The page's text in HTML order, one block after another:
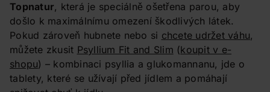
Topnatur, která je speciálně ošetřena parou, aby
došlo k maximálnímu omezení škodlivých látek.
Pokud zároveň hubnete nebo si chcete udržet váhu,
můžete zkusit Psyllium Fit and Slim (koupit v e-
shopu) – kombinaci psyllia a glukomannanu, jde o
tablety, které se užívají před jídlem a pomáhají